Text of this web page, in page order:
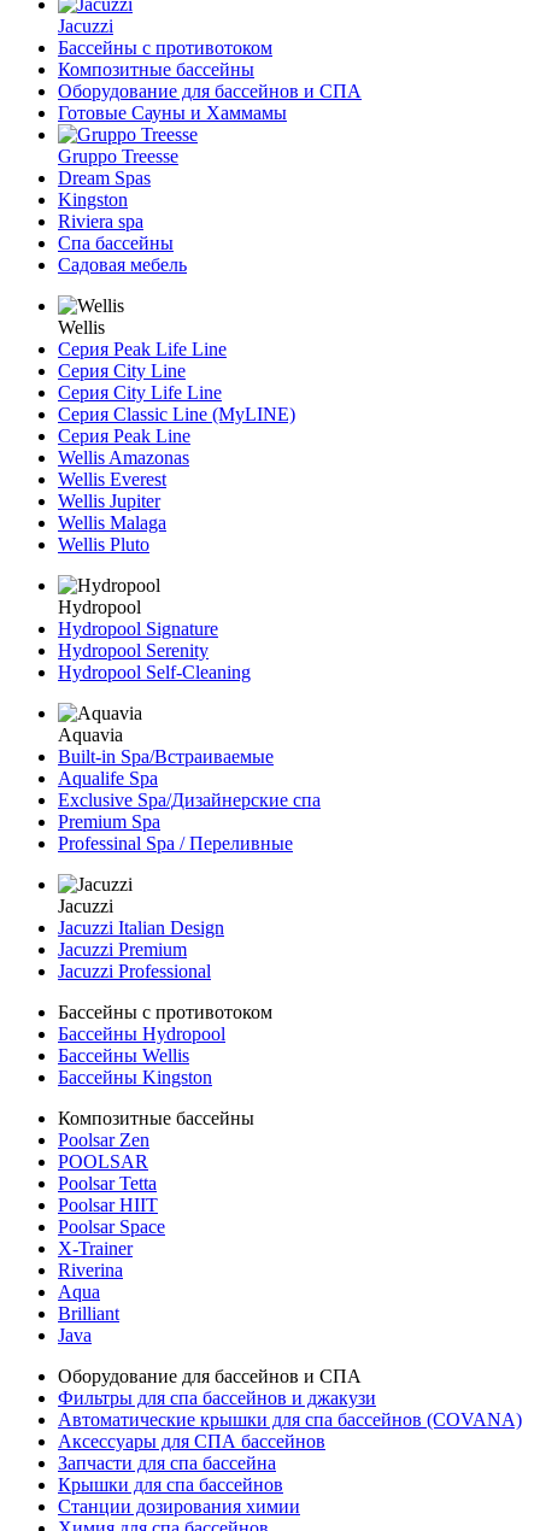
Jacuzzi
Бассейны с противотоком
Композитные бассейны
Оборудование для бассейнов и СПА
Готовые Сауны и Хаммамы
Gruppo Treesse
Dream Spas
Kingston
Riviera spa
Спа бассейны
Садовая мебель
Wellis
Серия Peak Life Line
Серия City Line
Серия City Life Line
Серия Classic Line (MyLINE)
Серия Peak Line
Wellis Amazonas
Wellis Everest
Wellis Jupiter
Wellis Malaga
Wellis Pluto
Hydropool
Hydropool Signature
Hydropool Serenity
Hydropool Self-Сleaning
Aquavia
Built-in Spa/Встраиваемые
Aqualife Spa
Exclusive Spa/Дизайнерские спа
Premium Spa
Professinal Spa / Переливные
Jacuzzi
Jacuzzi Italian Design
Jacuzzi Premium
Jacuzzi Professional
Бассейны с противотоком
Бассейны Hydropool
Бассейны Wellis
Бассейны Kingston
Композитные бассейны
Poolsar Zen
POOLSAR
Poolsar Tetta
Poolsar HIIT
Poolsar Space
X-Trainer
Riverina
Aqua
Brilliant
Java
Оборудование для бассейнов и СПА
Фильтры для спа бассейнов и джакузи
Автоматические крышки для спа бассейнов (COVANA)
Аксессуары для СПА бассейнов
Запчасти для спа бассейна
Крышки для спа бассейнов
Станции дозирования химии